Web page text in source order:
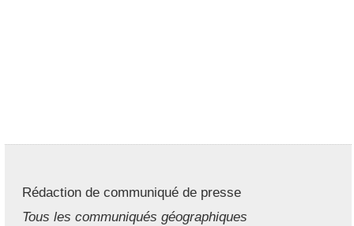
Rédaction de communiqué de presse
Tous les communiqués géographiques